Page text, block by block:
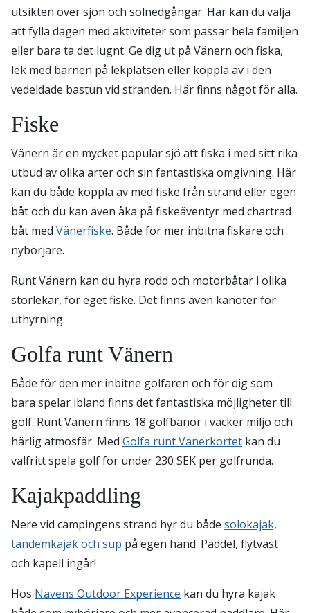
utsikten över sjön och solnedgångar. Här kan du välja
att fylla dagen med aktiviteter som passar hela familjen
eller bara ta det lugnt. Ge dig ut på Vänern och fiska,
lek med barnen på lekplatsen eller koppla av i den
vedeldade bastun vid stranden. Här finns något för alla.
Fiske
Vänern är en mycket populär sjö att fiska i med sitt rika
utbud av olika arter och sin fantastiska omgivning. Här
kan du både koppla av med fiske från strand eller egen
båt och du kan även åka på fiskeäventyr med chartrad
båt med Vänerfiske. Både för mer inbitna fiskare och
nybörjare.
Runt Vänern kan du hyra rodd och motorbåtar i olika
storlekar, för eget fiske. Det finns även kanoter för
uthyrning.
Golfa runt Vänern
Både för den mer inbitne golfaren och för dig som
bara spelar ibland finns det fantastiska möjligheter till
golf. Runt Vänern finns 18 golfbanor i vacker miljö och
härlig atmosfär. Med Golfa runt Vänerkortet kan du
valfritt spela golf för under 230 SEK per golfrunda.
Kajakpaddling
Nere vid campingens strand hyr du både solokajak,
tandemkajak och sup på egen hand. Paddel, flytväst
och kapell ingår!
Hos Navens Outdoor Experience kan du hyra kajak